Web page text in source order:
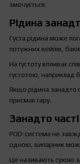
змочується.
Рідина
Густа рідина може
потужних вейпів,
На густоту впливає
густотою, наприклад
Якщо рідина занадто
присмак гару.
Занадто
POD-система не
одною, випарник
Це називають сухою